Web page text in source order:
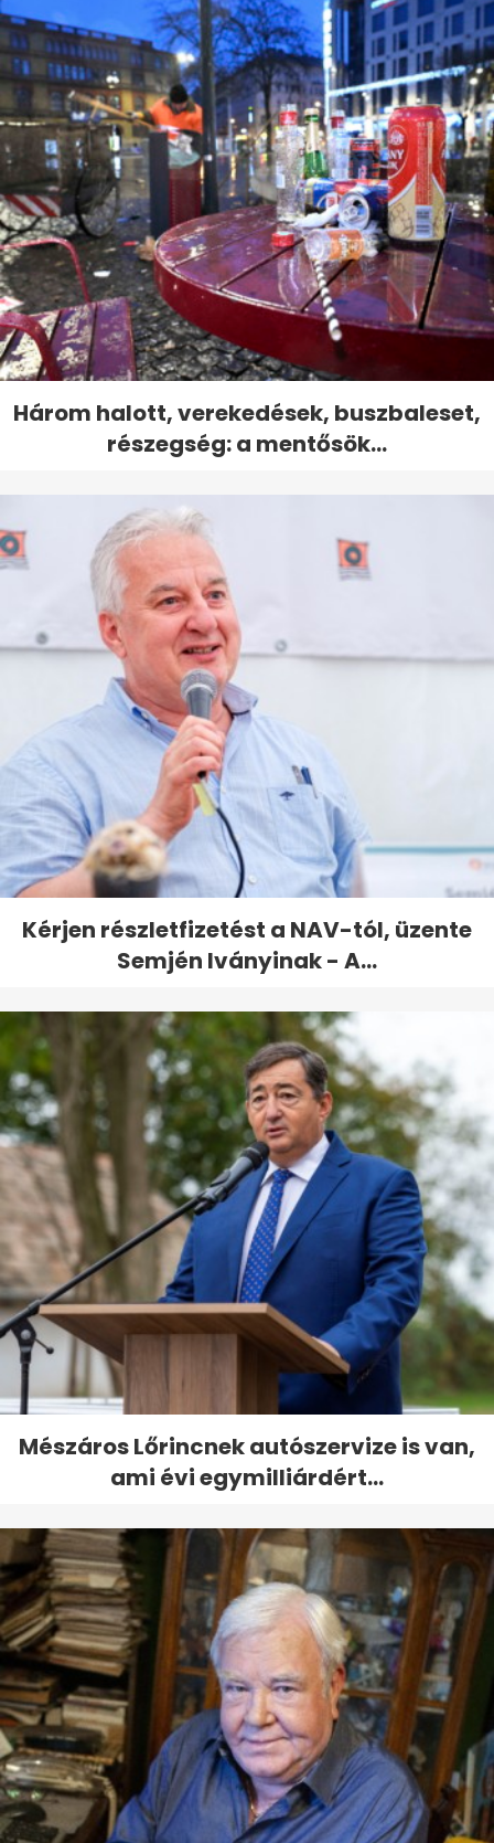
Három halott, verekedések, buszbaleset,
részegség: a mentősök...
Kérjen részletfizetést a NAV-tól, üzente
Semjén Iványinak - A...
Mészáros Lőrincnek autószervize is van,
ami évi egymilliárdért...